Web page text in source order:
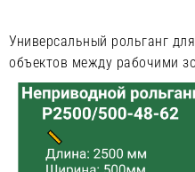
Универсальный рольганг
объектов между рабочими